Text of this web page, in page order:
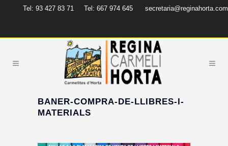
Tel: 93 427 83 71 Tel: 667 974 645 secretaria@reginahorta.com
BANER-COMPRA-DE-LLIBRES-I-
MATERIALS